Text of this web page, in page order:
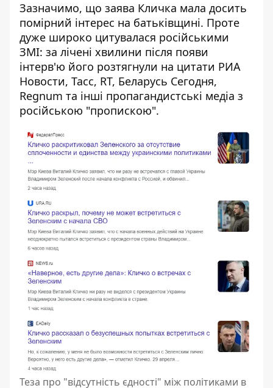
Зазначимо, що заява Кличка мала досить
помірний інтерес на батьківщині. Проте
дуже широко цитувалася російськими
ЗМІ: за лічені хвилини після появи
інтерв'ю його розтягнули на цитати РИА
Новости, Тасс, RT, Беларусь Сегодня,
Regnum та інші пропагандистські медіа з
російською "пропискою".
Теза про "відсутність єдності" між політиками в